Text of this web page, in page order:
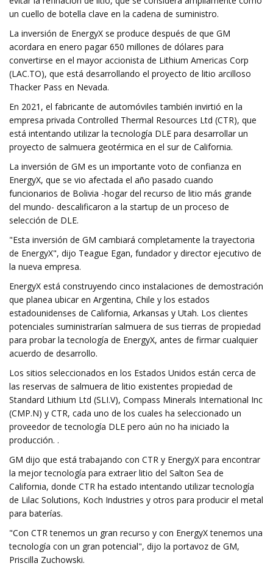
un cuello de botella clave en la cadena de suministro.
La inversión de EnergyX se produce después de que GM
acordara en enero pagar 650 millones de dólares para
convertirse en el mayor accionista de Lithium Americas Corp
(LAC.TO), que está desarrollando el proyecto de litio arcilloso
Thacker Pass en Nevada.
En 2021, el fabricante de automóviles también invirtió en la
empresa privada Controlled Thermal Resources Ltd (CTR), que
está intentando utilizar la tecnología DLE para desarrollar un
proyecto de salmuera geotérmica en el sur de California.
La inversión de GM es un importante voto de confianza en
EnergyX, que se vio afectada el año pasado cuando
funcionarios de Bolivia -hogar del recurso de litio más grande
del mundo- descalificaron a la startup de un proceso de
selección de DLE.
"Esta inversión de GM cambiará completamente la trayectoria
de EnergyX", dijo Teague Egan, fundador y director ejecutivo de
la nueva empresa.
EnergyX está construyendo cinco instalaciones de demostración
que planea ubicar en Argentina, Chile y los estados
estadounidenses de California, Arkansas y Utah. Los clientes
potenciales suministrarían salmuera de sus tierras de propiedad
para probar la tecnología de EnergyX, antes de firmar cualquier
acuerdo de desarrollo.
Los sitios seleccionados en los Estados Unidos están cerca de
las reservas de salmuera de litio existentes propiedad de
Standard Lithium Ltd (SLI.V), Compass Minerals International Inc
(CMP.N) y CTR, cada uno de los cuales ha seleccionado un
proveedor de tecnología DLE pero aún no ha iniciado la
producción. .
GM dijo que está trabajando con CTR y EnergyX para encontrar
la mejor tecnología para extraer litio del Salton Sea de
California, donde CTR ha estado intentando utilizar tecnología
de Lilac Solutions, Koch Industries y otros para producir el metal
para baterías.
"Con CTR tenemos un gran recurso y con EnergyX tenemos una
tecnología con un gran potencial", dijo la portavoz de GM,
Priscilla Zuchowski.